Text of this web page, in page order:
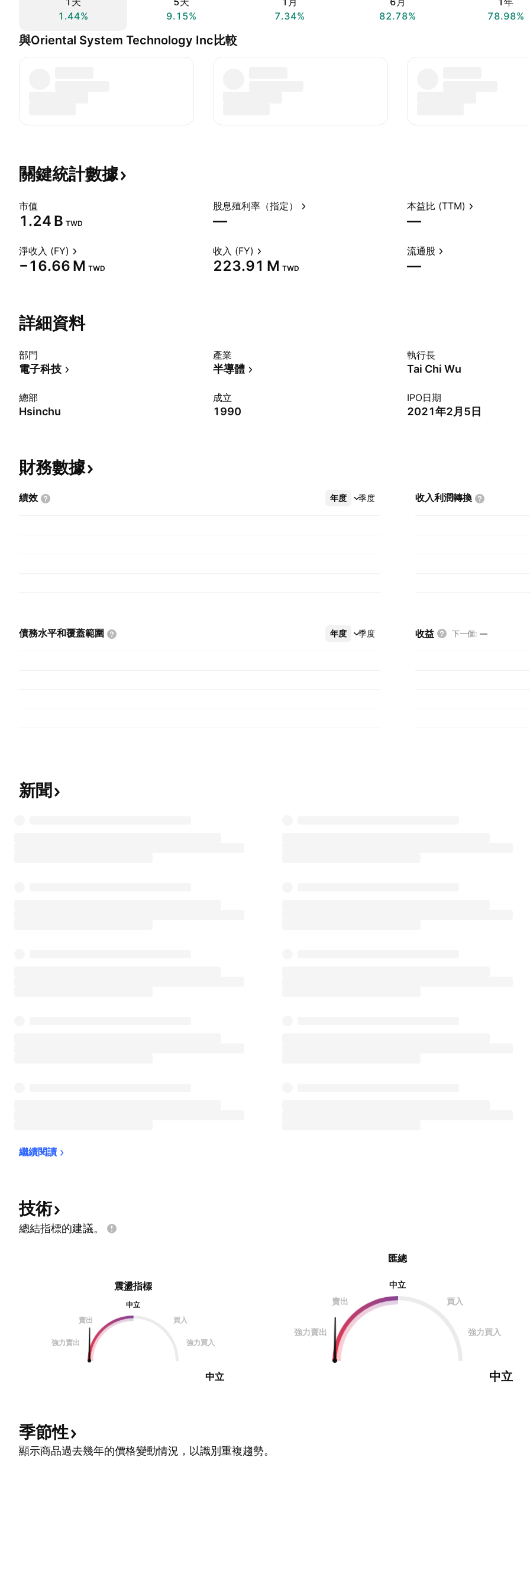
1.44%
9.15%
7.34%
82.78%
78.98%
與Oriental System Technology Inc比較
關鍵統計數據
市值
‪1.24 B‬ TWD
股息殖利率（指定）
—
本益比 (TTM)
—
淨收入 (FY)
‪−16.66 M‬ TWD
收入 (FY)
‪223.91 M‬ TWD
流通股
—
詳細資料
部門
電子科技
產業
半導體
執行長
Tai Chi Wu
總部
Hsinchu
成立
1990
IPO日期
2021年2月5日
財務數據
績效 年度 季度
更多 收入利潤轉換
債務水平和覆蓋範圍 年度 季度
更多 收益 下一個: —
新聞
繼續閱讀
技術
總結指標的建議。
震盪指標
中立
賣出
買入
強力賣出 強力買入
中立
匯總
中立
賣出
買入
強力賣出 強力買入
中立
季節性
顯示商品過去幾年的價格變動情況，以識別重複趨勢。